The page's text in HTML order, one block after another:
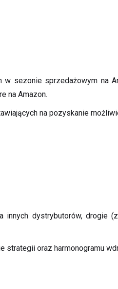
w sezonie sprzedażowym
na Amazon.
na pozyskanie
innych dystrybutorów,
strategii oraz harmonogramu